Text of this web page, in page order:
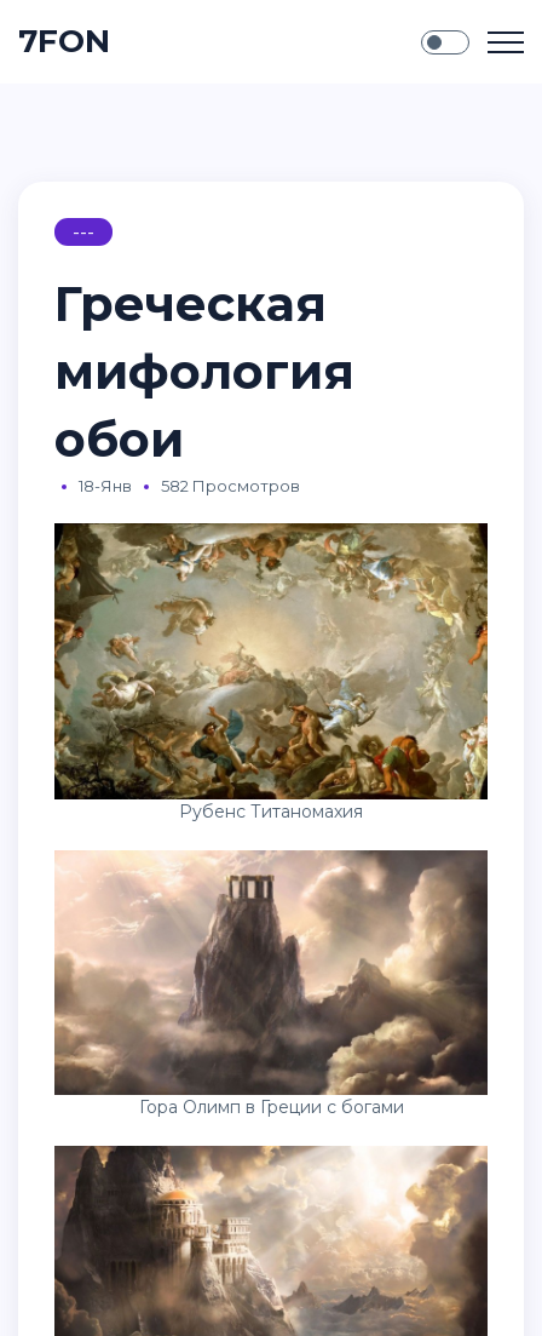
7FON
---
Греческая
мифология
обои
18-Янв 582 Просмотров
Рубенс Титаномахия
Гора Олимп в Греции с богами